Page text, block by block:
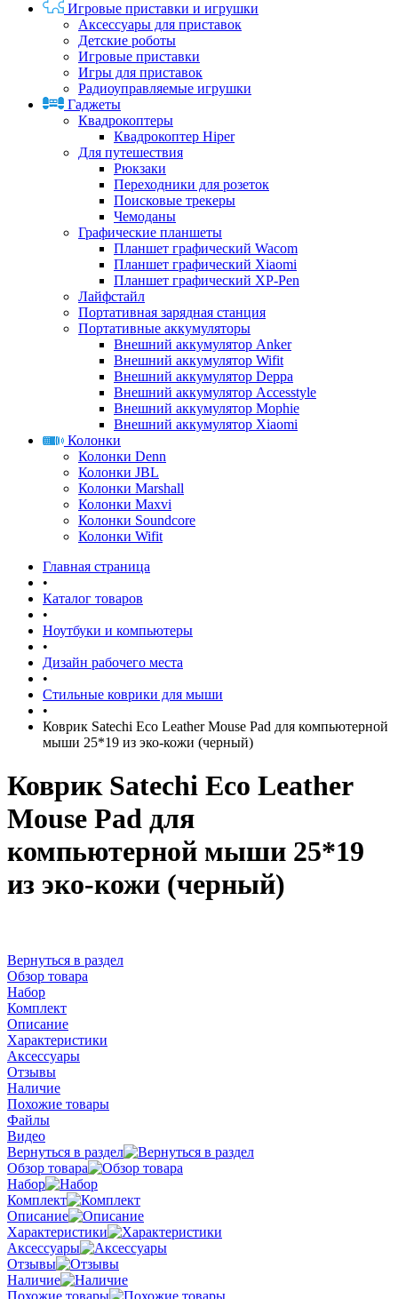
Игровые приставки и игрушки
Аксессуары для приставок
Детские роботы
Игровые приставки
Игры для приставок
Радиоуправляемые игрушки
Гаджеты
Квадрокоптеры
Квадрокоптер Hiper
Для путешествия
Рюкзаки
Переходники для розеток
Поисковые трекеры
Чемоданы
Графические планшеты
Планшет графический Wacom
Планшет графический Xiaomi
Планшет графический XP-Pen
Лайфстайл
Портативная зарядная станция
Портативные аккумуляторы
Внешний аккумулятор Anker
Внешний аккумулятор Wifit
Внешний аккумулятор Deppa
Внешний аккумулятор Accesstyle
Внешний аккумулятор Mophie
Внешний аккумулятор Xiaomi
Колонки
Колонки Denn
Колонки JBL
Колонки Marshall
Колонки Maxvi
Колонки Soundcore
Колонки Wifit
Главная страница
•
Каталог товаров
•
Ноутбуки и компьютеры
•
Дизайн рабочего места
•
Стильные коврики для мыши
•
Коврик Satechi Eco Leather Mouse Pad для компьютерной
мыши 25*19 из эко-кожи (черный)
Коврик Satechi Eco Leather
Mouse Pad для
компьютерной мыши 25*19
из эко-кожи (черный)
Вернуться в раздел
Обзор товара
Набор
Комплект
Описание
Характеристики
Аксессуары
Отзывы
Наличие
Похожие товары
Файлы
Видео
Вернуться в раздел
Обзор товара
Набор
Комплект
Описание
Характеристики
Аксессуары
Отзывы
Наличие
Похожие товары